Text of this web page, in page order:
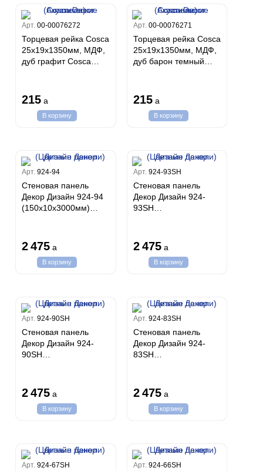
Арт.00-00076272
Торцевая рейка Cosca
25х19х1350мм, МДФ,
дуб графит Cosca
215 a
В корзину
Арт. 00-00076271
Торцевая рейка Cosca
25х19х1350мм, МДФ,
дуб барон темный
215 a
В корзину
Арт.924-94
Стеновая панель
Декор Дизайн 924-94
(150х10х3000мм)
(Цветные панели)
2 475 a
В корзину
Арт. 924-93SH
Стеновая панель
Декор Дизайн 924-
93SH
(Цветные панели)
2 475 a
В корзину
Арт.924-90SH
Стеновая панель
Декор Дизайн 924-
90SH
(Цветные панели)
2 475 a
В корзину
Арт. 924-83SH
Стеновая панель
Декор Дизайн 924-
83SH
(Цветные панели)
2 475 a
В корзину
Арт.924-67SH Арт. 924-66SH